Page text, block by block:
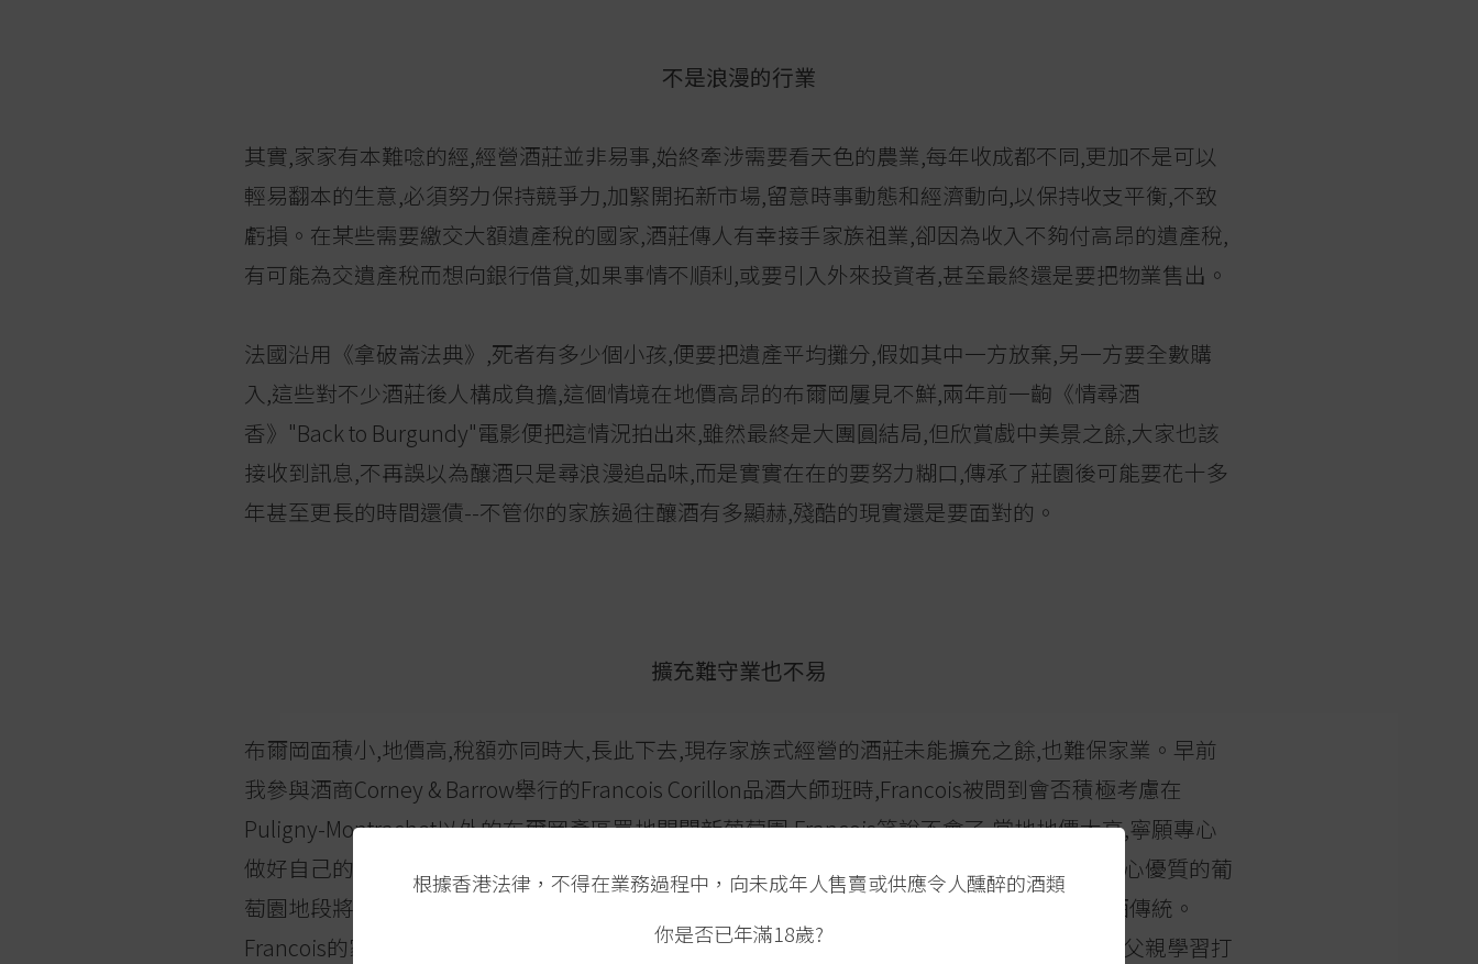
根據香港法律，不得在業務過程中，向未成年人售賣或供應令人醺醉的酒類
你是否已年滿18歲?
不是浪漫的行業
其實,家家有本難唸的經,經營酒莊並非易事,始終牽涉需要看天色的農業,每年收成都不同,更加不是可以
輕易翻本的生意,必須努力保持競爭力,加緊開拓新市場,留意時事動態和經濟動向,以保持收支平衡,不致
虧損。在某些需要繳交大額遺產稅的國家,酒莊傳人有幸接手家族祖業,卻因為收入不夠付高昂的遺產稅,
有可能為交遺產稅而想向銀行借貸,如果事情不順利,或要引入外來投資者,甚至最終還是要把物業售出。
法國沿用《拿破崙法典》,死者有多少個小孩,便要把遺產平均攤分,假如其中一方放棄,另一方要全數購
入,這些對不少酒莊後人構成負擔,這個情境在地價高昂的布爾岡屢見不鮮,兩年前一齣《情尋酒
香》"Back to Burgundy"電影便把這情況拍出來,雖然最終是大團圓結局,但欣賞戲中美景之餘,大家也該
接收到訊息,不再誤以為釀酒只是尋浪漫追品味,而是實實在在的要努力糊口,傳承了莊園後可能要花十多
年甚至更長的時間還債--不管你的家族過往釀酒有多顯赫,殘酷的現實還是要面對的。
擴充難守業也不易
布爾岡面積小,地價高,稅額亦同時大,長此下去,現存家族式經營的酒莊未能擴充之餘,也難保家業。早前
我參與酒商Corney & Barrow舉行的Francois Corillon品酒大師班時,Francois被問到會否積極考慮在
Puligny-Montrachet以外的布爾岡產區買地開闢新葡萄園,Francois笑說不會了,當地地價太高,寧願專心
做好自己的Chassagne-Montrachet、Puligny-Montrachet和Bourgogne區的酒。業界一直擔心優質的葡
萄園地段將會陸續落入大財團或外國富有的投資者手中,或未必長遠保存歷代傳承下來的釀酒傳統。
Francois的家族在Puligny-Montrachet經營酒莊已經到第十六代,他本人在1988年已經開始跟父親學習打